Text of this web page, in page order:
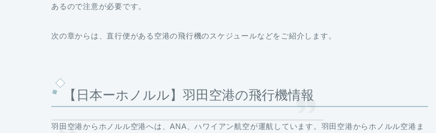
あるので注意が必要です。
次の章からは、直行便がある空港の飛行機のスケジュールなどをご紹介します。
【日本ーホノルル】羽田空港の飛行機情報
羽田空港からホノルル空港へは、ANA、ハワイアン航空が運航しています。羽田空港からホノルル空港ま